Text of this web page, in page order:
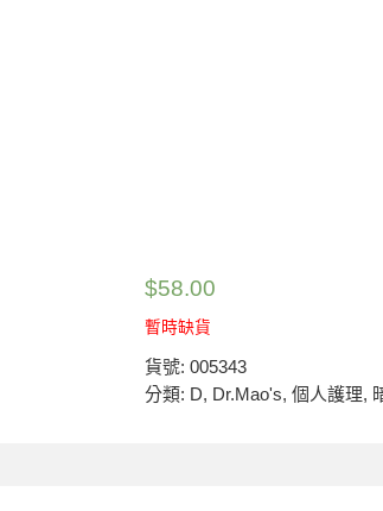
$58.00
暫時缺貨
貨號: 005343
分類: D, Dr.Mao's, 個人護理,